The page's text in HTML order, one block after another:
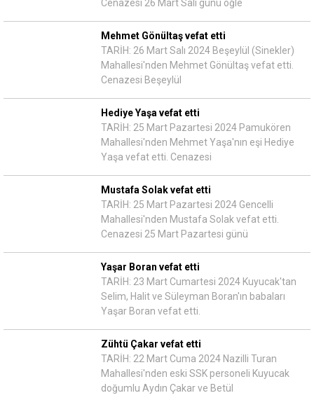
Cenazesi 26 Mart Salı günü öğle
Mehmet Gönültaş vefat etti
TARİH: 26 Mart Salı 2024 Beşeylül (Sinekler)
Mahallesi'nden Mehmet Gönültaş vefat etti.
Cenazesi Beşeylül
Hediye Yaşa vefat etti
TARİH: 25 Mart Pazartesi 2024 Pamukören
Mahallesi'nden Mehmet Yaşa'nın eşi Hediye
Yaşa vefat etti. Cenazesi
Mustafa Solak vefat etti
TARİH: 25 Mart Pazartesi 2024 Gencelli
Mahallesi'nden Mustafa Solak vefat etti.
Cenazesi 25 Mart Pazartesi günü
Yaşar Boran vefat etti
TARİH: 23 Mart Cumartesi 2024 Kuyucak'tan
Selim, Halit ve Süleyman Boran'ın babaları
Yaşar Boran vefat etti.
Zühtü Çakar vefat etti
TARİH: 22 Mart Cuma 2024 Nazilli Turan
Mahallesi'nden eski SSK personeli Kuyucak
doğumlu Aydın Çakar ve Betül